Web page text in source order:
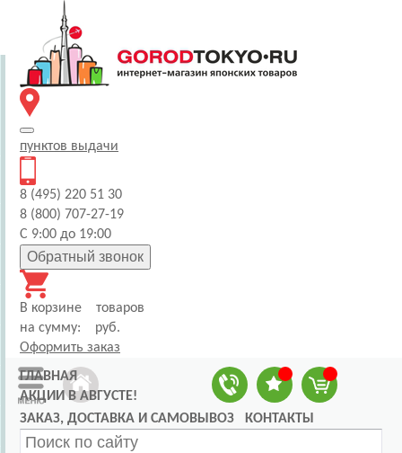
пунктов выдачи
8 (495) 220 51 30
8 (800) 707-27-19
С 9:00 до 19:00
Обратный звонок
В корзине
товаров
на сумму:
руб.
Оформить заказ
ГЛАВНАЯ
АКЦИИ В АВГУСТЕ!
ЗАКАЗ, ДОСТАВКА И САМОВЫВОЗ
КОНТАКТЫ